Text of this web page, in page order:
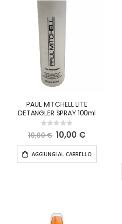
PAUL MITCHELL LITE
DETANGLER SPRAY 100ml
Rating:
0%
19,00 € Special
Price
10,00 €
AGGIUNGI AL CARRELLO